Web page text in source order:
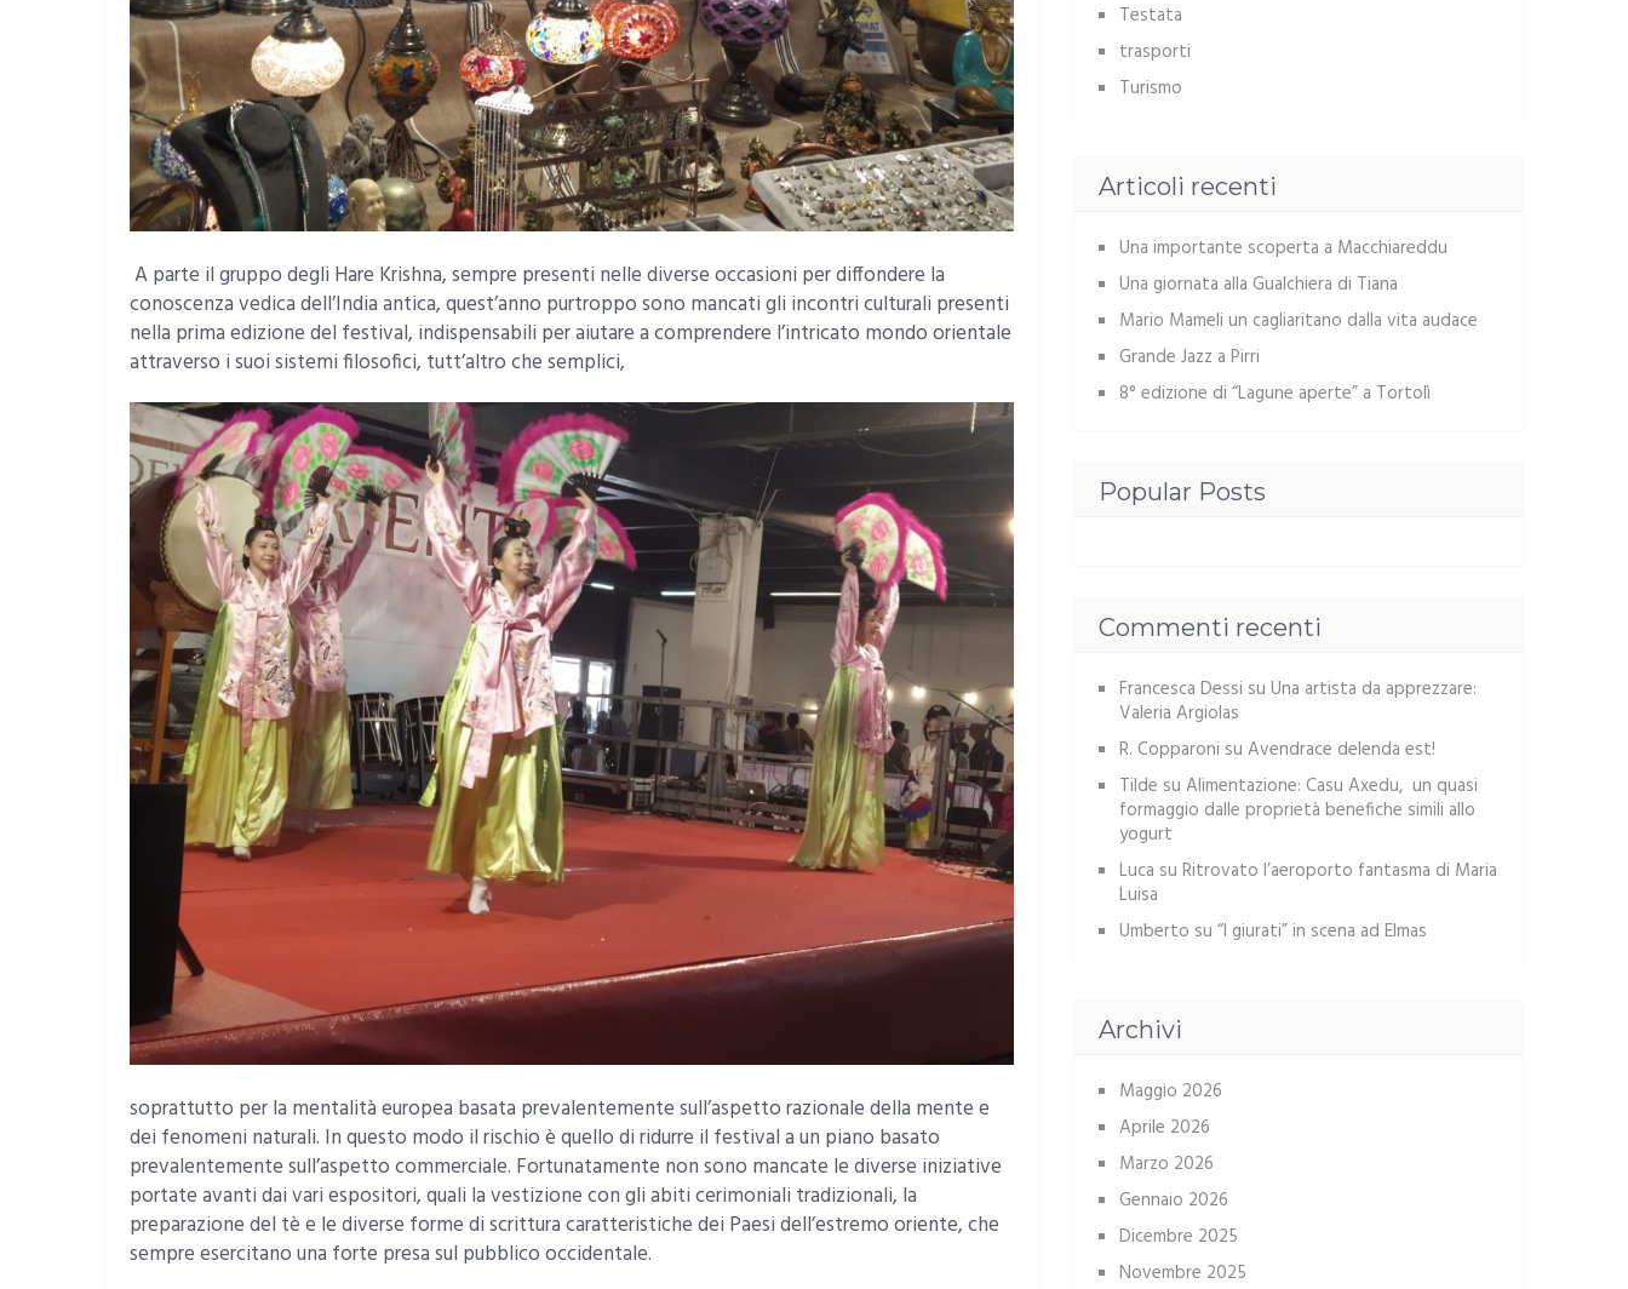
A parte il gruppo degli Hare Krishna, sempre presenti nelle diverse occasioni per diffondere la
conoscenza vedica dell’India antica, quest’anno purtroppo sono mancati gli incontri culturali presenti
nella prima edizione del festival, indispensabili per aiutare a comprendere l’intricato mondo orientale
attraverso i suoi sistemi filosofici, tutt’altro che semplici,
soprattutto per la mentalità europea basata prevalentemente sull’aspetto razionale della mente e
dei fenomeni naturali. In questo modo il rischio è quello di ridurre il festival a un piano basato
prevalentemente sull’aspetto commerciale. Fortunatamente non sono mancate le diverse iniziative
portate avanti dai vari espositori, quali la vestizione con gli abiti cerimoniali tradizionali, la
preparazione del tè e le diverse forme di scrittura caratteristiche dei Paesi dell’estremo oriente, che
sempre esercitano una forte presa sul pubblico occidentale.
Testata
trasporti
Turismo
Articoli recenti
Una importante scoperta a Macchiareddu
Una giornata alla Gualchiera di Tiana
Mario Mameli un cagliaritano dalla vita audace
Grande Jazz a Pirri
8° edizione di “Lagune aperte” a Tortolì
Popular Posts
Commenti recenti
Francesca Dessi su Una artista da apprezzare:
Valeria Argiolas
R. Copparoni su Avendrace delenda est!
Tilde su Alimentazione: Casu Axedu, un quasi
formaggio dalle proprietà benefiche simili allo
yogurt
Luca su Ritrovato l’aeroporto fantasma di Maria
Luisa
Umberto su “I giurati” in scena ad Elmas
Archivi
Maggio 2026
Aprile 2026
Marzo 2026
Gennaio 2026
Dicembre 2025
Novembre 2025